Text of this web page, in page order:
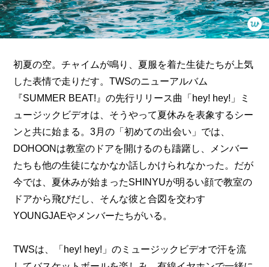
初夏の空。チャイムが鳴り、夏服を着た生徒たちが上気
した表情で走りだす。TWSのニューアルバム
『SUMMER BEAT!』の先行リリース曲「hey! hey!」ミ
ュージックビデオは、そうやって夏休みを表象するシー
ンと共に始まる。3月の「初めての出会い」では、
DOHOONは教室のドアを開けるのも躊躇し、メンバー
たちも他の生徒になかなか話しかけられなかった。だが
今では、夏休みが始まったSHINYUが明るい顔で教室の
ドアから飛びだし、そんな彼と合図を交わす
YOUNGJAEやメンバーたちがいる。
TWSは、「hey! hey!」のミュージックビデオで汗を流